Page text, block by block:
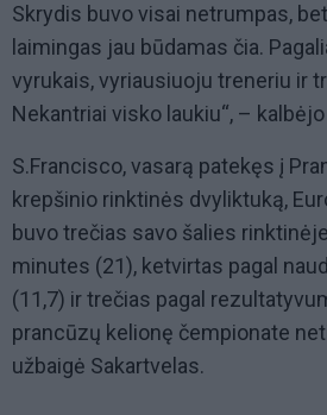
Skrydis buvo visai netrumpas,
laimingas jau būdamas čia.
vyrukais, vyriausiuoju treneriu ir
Nekantriai visko laukiu“, –
S.Francisco, vasarą patekęs į
krepšinio rinktinės dvyliktuką,
buvo trečias savo šalies
minutes (21), ketvirtas pagal
(11,7) ir trečias pagal
prancūzų kelionę čempionate
užbaigė Sakartvelas.